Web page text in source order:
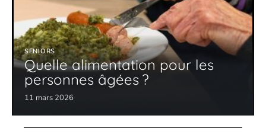
SENIORS
Quelle alimentation pour les
personnes âgées ?
11 mars 2026